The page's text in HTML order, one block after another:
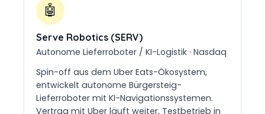
🤖
Serve Robotics (SERV)
Autonome Lieferroboter / KI-Logistik · Nasdaq
Spin-off aus dem Uber Eats-Ökosystem,
entwickelt autonome Bürgersteig-
Lieferroboter mit KI-Navigationssystemen.
Vertrag mit Uber läuft weiter, Testbetrieb in